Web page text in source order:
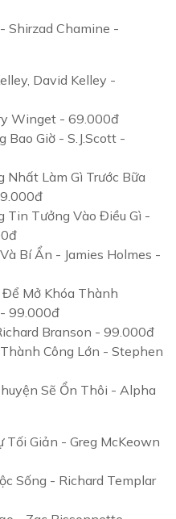
- Shirzad Chamine -
David Kelley -
Winget - 69.000đ
Bao Giờ - S.J.Scott -
Nhất Làm Gì Trước Bữa
Tin Tưởng Vào Điều Gì -
Bí Ẩn - Jamies Holmes -
Mở Khóa Thành
99.000đ
Branson - 99.000đ
Công Lớn - Stephen
Sẽ Ổn Thôi - Alpha
Tối Giản - Greg McKeown
Sống - Richard Templar